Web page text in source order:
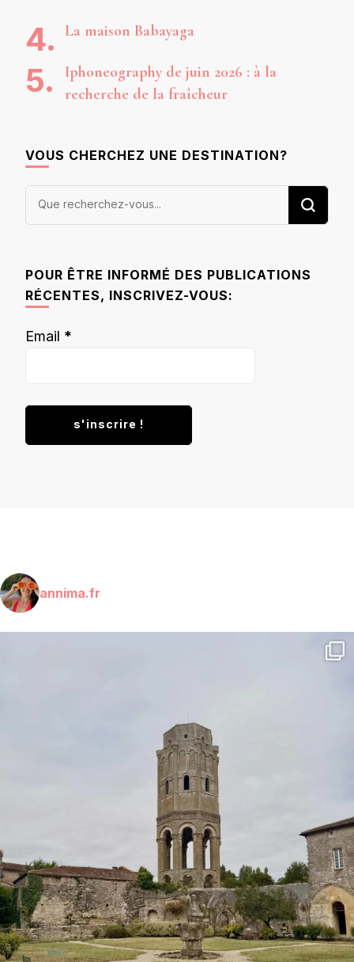
La maison Babayaga
Iphoneography de juin 2026 : à la
recherche de la fraîcheur
VOUS CHERCHEZ UNE DESTINATION?
Vous
POUR ÊTRE INFORMÉ DES PUBLICATIONS
RÉCENTES, INSCRIVEZ-VOUS:
Email *
annima.fr